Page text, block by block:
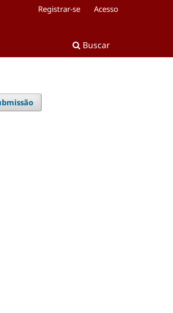
Buscar
Registrar-se Acesso